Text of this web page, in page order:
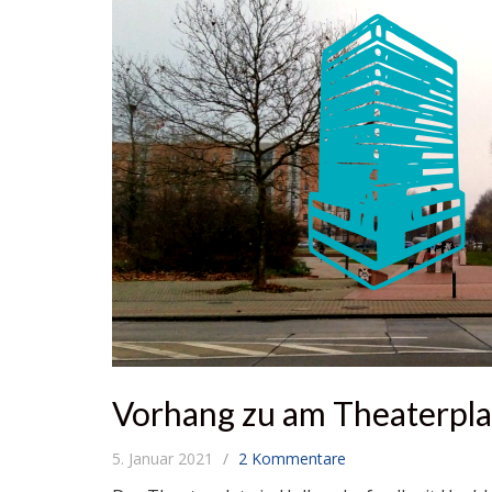
Vorhang zu am
5. Januar 2021 2 Kommentare